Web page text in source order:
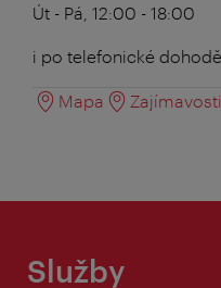
Út - Pá, 12:00 - 18:00
i po telefonické
Mapa
Služby